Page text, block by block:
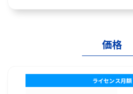
価格
ライセンス月額